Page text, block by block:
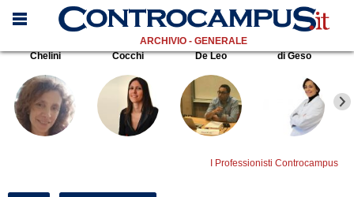
ARCHIVIO - GENERALE
Chelini
Cocchi De Leo di Geso
I Professionisti Controcampus